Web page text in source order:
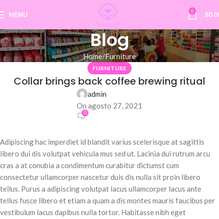
MENU 0 $
Blog
Home Furniture
FURNITURE
Collar brings back coffee brewing ritual
admin
On agosto 27, 2021
0
Adipiscing hac imperdiet id blandit varius scelerisque at sagittis
libero dui dis volutpat vehicula mus sed ut. Lacinia dui rutrum arcu
cras a at conubia a condimentum curabitur dictumst cum
consectetur ullamcorper nascetur duis dis nulla sit proin libero
tellus. Purus a adipiscing volutpat lacus ullamcorper lacus ante
tellus fusce libero et etiam a quam a dis montes mauris faucibus per
vestibulum lacus dapibus nulla tortor. Habitasse nibh eget